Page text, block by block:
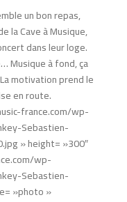
un bon repas,
la Cave à Musique,
dans leur loge.
Musique à fond, ça
motivation prend le
en route.
france.com/wp-
Sebastien-
» height= »300″
wp-
Sebastien-
»photo »